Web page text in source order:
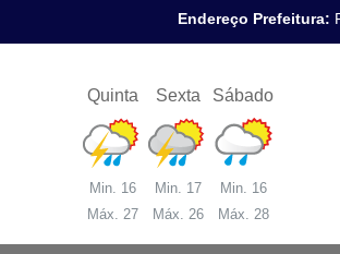
Endereço Prefeitura:
Quinta
Min. 16
Máx. 27
Sexta
Min. 17
Máx. 26
Sábado
Min. 16
Máx. 28